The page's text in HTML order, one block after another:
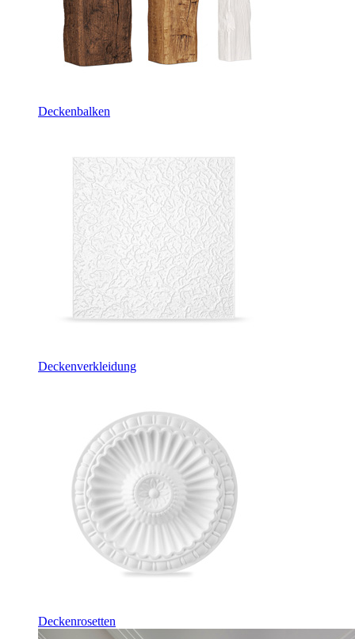
Deckenbalken
Deckenverkleidung
Deckenrosetten